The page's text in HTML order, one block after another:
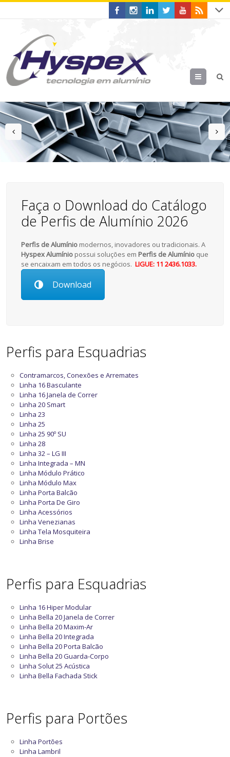
Menu
prev
Faça o Download do Catálogo
de Perfis de Alumínio 2026
Perfis de Alumínio modernos, inovadores ou tradicionais. A
Hyspex Alumínio possui soluções em Perfis de Alumínio que
se encaixam em todos os negócios.LIGUE: 11 2436.1033.
Download
Perfis para Esquadrias
Contramarcos, Conexões e Arremates
Linha 16 Basculante
Linha 16 Janela de Correr
Linha 20 Smart
Linha 23
Linha 25
Linha 25 90º SU
Linha 28
Linha 32 – LG III
Linha Integrada – MN
Linha Módulo Prático
Linha Módulo Max
Linha Porta Balcão
Linha Porta De Giro
Linha Acessórios
Linha Venezianas
Linha Tela Mosquiteira
Linha Brise
Perfis para Esquadrias
Linha 16 Hiper Modular
Linha Bella 20 Janela de Correr
Linha Bella 20 Maxim-Ar
Linha Bella 20 Integrada
Linha Bella 20 Porta Balcão
Linha Bella 20 Guarda-Corpo
Linha Solut 25 Acústica
Linha Bella Fachada Stick
Perfis para Portões
Linha Portões
Linha Lambril